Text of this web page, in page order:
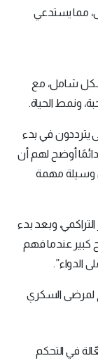
مما يستدعي
بشكل شامل، مع
ونمط الحياة.
يترددون في بدء
دائمًا أوضح لهم أن
وسيلة مهمة
وبعد بدء
كبير عندما فهم
الدواء”.
في التحكم